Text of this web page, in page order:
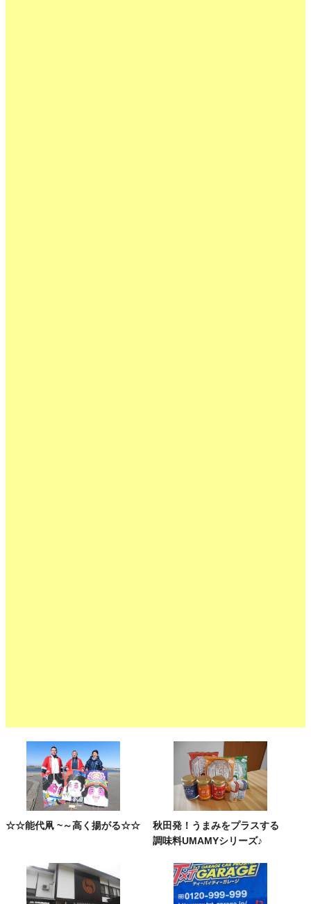
☆☆能代凧 ~～高く揚がる☆☆
秋田発！うまみをプラスする
調味料UMAMYシリーズ♪